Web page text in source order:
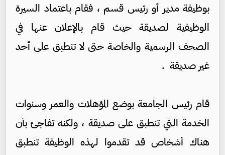
بوظيفة مدير أو رئيس قسم ، فقام باعتماد السيرة
الوظيفية لصديقة حيث قام بالإعلان عنها في
الصحف الرسمية والخاصة حتى لا تنطبق على أحد
غير صديقة .
قام رئيس الجامعة بوضع المؤهلات والعمر وسنوات
الخدمة التي تنطبق على صديقة ، ولكنه تفاجئ بأن
هناك أشخاص قد تقدموا لهذه الوظيفة تنطبق